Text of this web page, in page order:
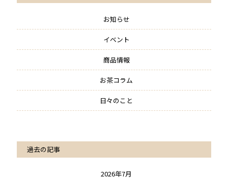
お知らせ
イベント
商品情報
お茶コラム
日々のこと
過去の記事
2026年7月